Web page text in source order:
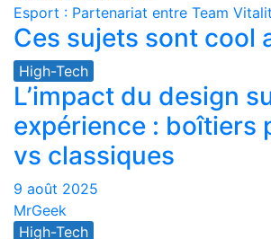
de
l’article
Esport : Partenariat entre Team
Ces sujets sont cool
High-Tech
L’impact du design
expérience : boîtiers
vs classiques
9 août 2025
MrGeek
High-Tech